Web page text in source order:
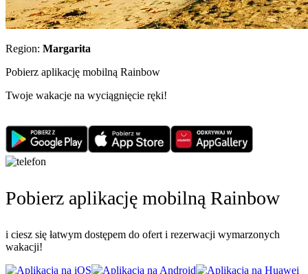
Region: Margarita
Pobierz aplikację mobilną Rainbow
Twoje wakacje na wyciągnięcie ręki!
Pobierz aplikację mobilną Rainbow
i ciesz się łatwym dostępem do ofert i rezerwacji wymarzonych
wakacji!